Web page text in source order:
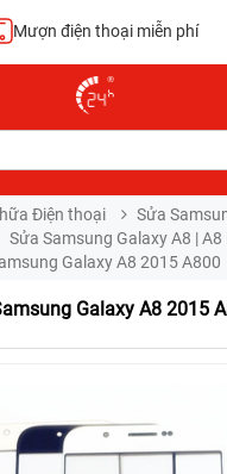
Mượn điện thoại miễn phí
Điện thoại
Sửa
Sửa Samsung Galaxy A8 | A8
Galaxy A8 2015 A800
Galaxy A8 2015